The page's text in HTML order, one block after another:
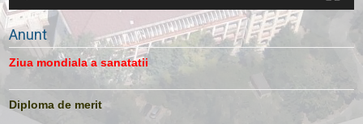
Anunt
Ziua mondiala a sanatatii
Diploma de merit